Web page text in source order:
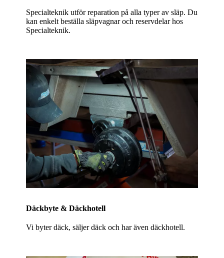
Specialteknik utför reparation på alla typer av släp. Du
kan enkelt beställa släpvagnar och reservdelar hos
Specialteknik.
Däckbyte & Däckhotell
Vi byter däck, säljer däck och har även däckhotell.